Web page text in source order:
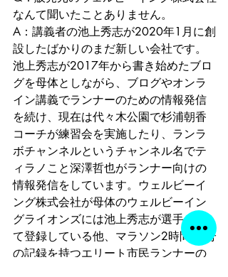
なんて聞いたことありません。
A：講義者の池上秀志が2020年1月に創
設したばかりのまだ新しい会社です。
池上秀志が2017年から書き始めたブロ
グを母体としながら、ブログやオンラ
イン講義でランナーのための情報発信
を続け、現在は代々木公園で杉浦朝香
コーチが練習会を実施したり、ランラ
ボチャンネルというチャンネル名でテ
ィラノこと深澤哲也がランナー向けの
情報発信をしています。ウェルビーイ
ング株式会社が母体のウェルビーイン
グライオンズには池上秀志が選手とし
て登録している他、マラソン2時間36分
の記録を持つエリート市民ランナーの